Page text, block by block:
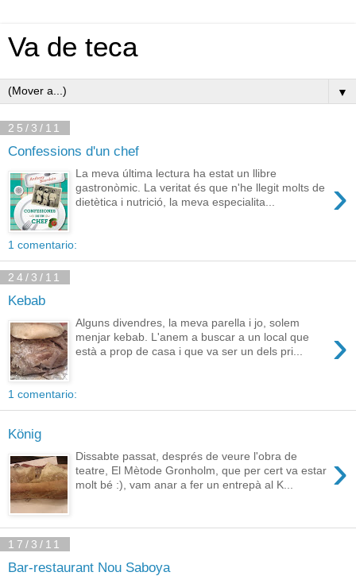
Va de teca
▼
25/3/11
Confessions d'un chef
›
La meva última lectura ha estat un llibre
gastronòmic. La veritat és que n'he llegit molts de
dietètica i nutrició, la meva especialita...
1 comentario:
24/3/11
Kebab
›
Alguns divendres, la meva parella i jo, solem
menjar kebab. L'anem a buscar a un local que
està a prop de casa i que va ser un dels pri...
1 comentario:
König
›
Dissabte passat, després de veure l'obra de
teatre, El Mètode Gronholm, que per cert va estar
molt bé :), vam anar a fer un entrepà al K...
17/3/11
Bar-restaurant Nou Saboya